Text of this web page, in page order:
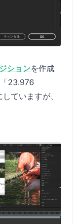
ションを作成
23.976
ていますが、